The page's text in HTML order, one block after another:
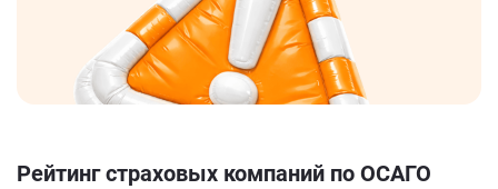
Рейтинг страховых компаний по ОСАГО